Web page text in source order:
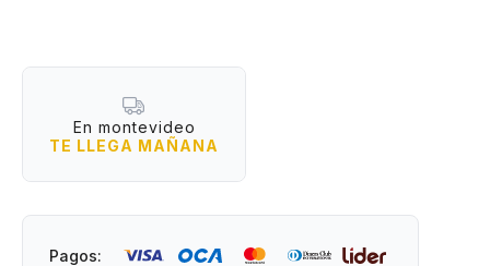
Medidas: 21 cm de largo x 12 cm de ancho
En montevideo
TE LLEGA MAÑANA
Pagos: